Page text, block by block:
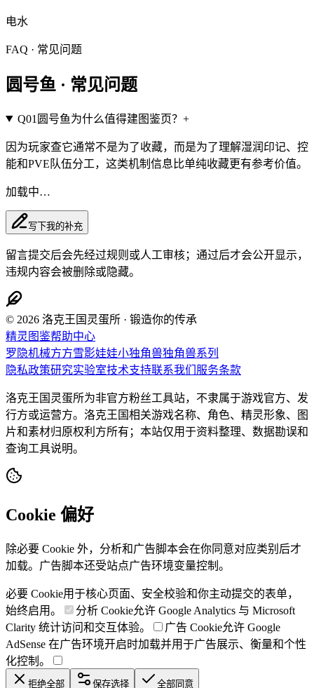
电水
FAQ · 常见问题
圆号鱼 · 常见问题
Q01 圆号鱼为什么值得建图鉴页？ +
因为玩家查它通常不是为了收藏，而是为了理解湿润印记、控
能和PVE队伍分工，这类机制信息比单纯收藏更有参考价值。
加载中…
写下我的补充
留言提交后会先经过规则或人工审核；通过后才会公开显示，
违规内容会被删除或隐藏。
© 2026 洛克王国灵蛋所 · 锻造你的传承
精灵图鉴帮助中心
罗隐机械方方雪影娃娃小独角兽独角兽系列
隐私政策研究实验室技术支持联系我们 服务条款
洛克王国灵蛋所为非官方粉丝工具站，不隶属于游戏官方、发
行方或运营方。洛克王国相关游戏名称、角色、精灵形象、图
片和素材归原权利方所有；本站仅用于资料整理、数据勘误和
查询工具说明。
Cookie 偏好
除必要 Cookie 外，分析和广告脚本会在你同意对应类别后才
加载。广告脚本还受站点广告环境变量控制。
必要 Cookie用于核心页面、安全校验和你主动提交的表单，
始终启用。
分析 Cookie允许 Google Analytics 与 Microsoft
Clarity 统计访问和交互体验。
广告 Cookie允许 Google
AdSense 在广告环境开启时加载并用于广告展示、衡量和个性
化控制。
拒绝全部 保存选择 全部同意